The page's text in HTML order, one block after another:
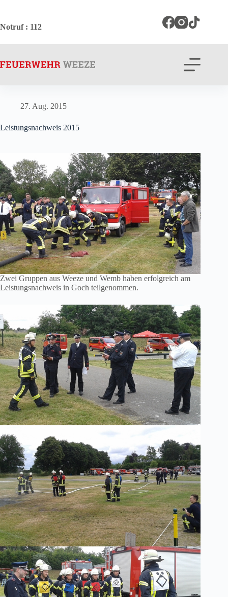
springen
Notruf: 112
27. Aug. 2015
Leistungsnachweis 2015
Zwei Gruppen aus Weeze und Wemb haben erfolgreich am
Leistungsnachweis in Goch teilgenommen.